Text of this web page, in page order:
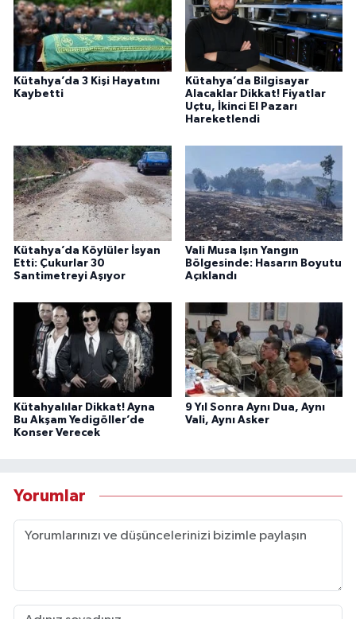
Kütahya’da 3 Kişi Hayatını
Kaybetti
Kütahya’da Bilgisayar
Alacaklar Dikkat! Fiyatlar
Uçtu, İkinci El Pazarı
Hareketlendi
Kütahya’da Köylüler İsyan
Etti: Çukurlar 30
Santimetreyi Aşıyor
Vali Musa Işın Yangın
Bölgesinde: Hasarın Boyutu
Açıklandı
Kütahyalılar Dikkat! Ayna
Bu Akşam Yedigöller’de
Konser Verecek
9 Yıl Sonra Aynı Dua, Aynı
Vali, Aynı Asker
Yorumlar